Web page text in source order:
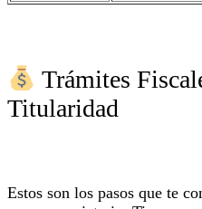
Trámites
Titularidad
Estos son los pasos que te